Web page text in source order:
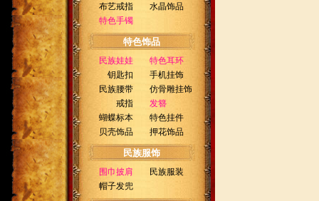
布艺戒指
水晶饰品
特色手镯
特色饰品
民族娃娃
特色耳环
钥匙扣
手机挂饰
民族腰带
仿骨雕挂饰
戒指
发簪
蝴蝶标本
特色挂件
贝壳饰品
押花饰品
民族服饰
围巾披肩
民族服装
帽子发兜